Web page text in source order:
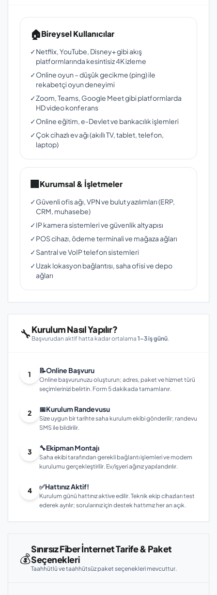
🏠Bireysel Kullanıcılar
✓Netflix, YouTube, Disney+ gibi akış
platformlarında kesintisiz 4K izleme
✓Online oyun – düşük gecikme (ping) ile
rekabetçi oyun deneyimi
✓Zoom, Teams, Google Meet gibi platformlarda
HD video konferans
✓Online eğitim, e-Devlet ve bankacılık işlemleri
✓Çok cihazlı ev ağı (akıllı TV, tablet, telefon,
laptop)
🏢Kurumsal & İşletmeler
✓Güvenli ofis ağı, VPN ve bulut yazılımları (ERP,
CRM, muhasebe)
✓IP kamera sistemleri ve güvenlik altyapısı
✓POS cihazı, ödeme terminali ve mağaza ağları
✓Santral ve VoIP telefon sistemleri
✓Uzak lokasyon bağlantısı, saha ofisi ve depo
ağları
🔧Kurulum Nasıl Yapılır?
Başvurudan aktif hatta kadar ortalama 1–3 iş günü.
1 📝Online Başvuru
Online başvurunuzu oluşturun; adres, paket ve hizmet türü
seçimlerinizi belirtin. Form 5 dakikada tamamlanır.
2 📅Kurulum Randevusu
Size uygun bir tarihte saha kurulum ekibi gönderilir; randevu
SMS ile bildirilir.
3 🔧Ekipman Montajı
Saha ekibi tarafından gerekli bağlantı işlemleri ve modem
kurulumu gerçekleştirilir. Ev/işyeri ağınız yapılandırılır.
4 ✅Hattınız Aktif!
Kurulum günü hattınız aktive edilir. Teknik ekip cihazları test
ederek ayrılır; sorularınız için destek hattımız her an açık.
💰
Sınırsız Fiber İnternet Tarife & Paket
Seçenekleri
Taahhütlü ve taahhütsüz paket seçenekleri mevcuttur.